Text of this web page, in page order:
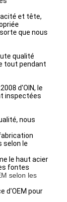
et tête,
que nous
qualité
tout pendant
d'OIN, le
inspectées
nous
selon le
le haut acier
fontes
selon les
d'OEM pour